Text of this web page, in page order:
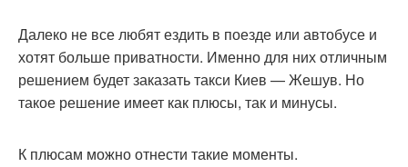
Далеко не все любят ездить в поезде или автобусе и
хотят больше приватности. Именно для них отличным
решением будет заказать такси Киев — Жешув. Но
такое решение имеет как плюсы, так и минусы.
К плюсам можно отнести такие моменты.